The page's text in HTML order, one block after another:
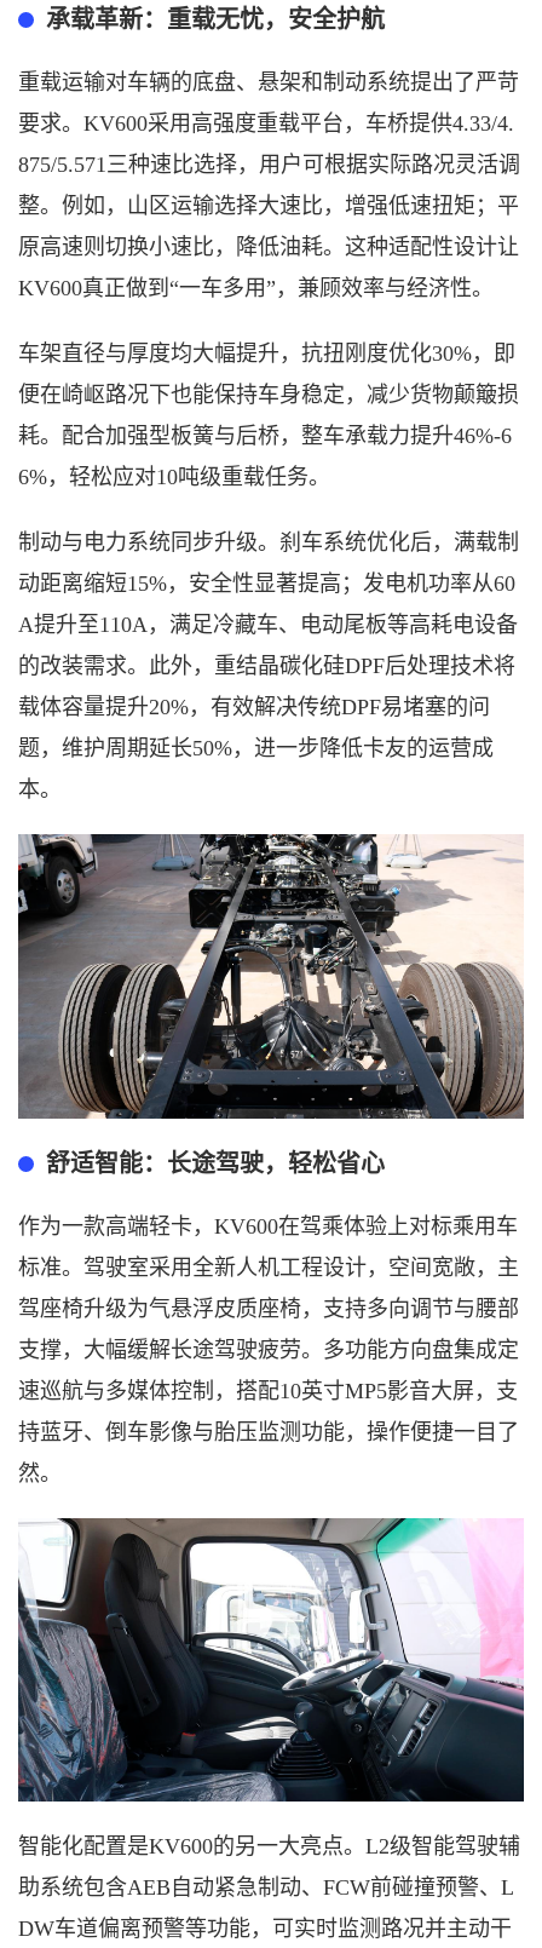
承载革新：重载无忧，安全护航
重载运输对车辆的底盘、悬架和制动系统提出了严苛
要求。 KV600采用高强度重载平台， 车桥提供4.33/4.
875/5.571三种速比选择，用户可根据实际路况灵活调
整。例如，山区运输选择大速比，增强低速扭矩；平
原高速则切换小速比，降低油耗。这种适配性设计让
KV600真正做到“一车多用”，兼顾效率与经济性。
车架直径与厚度均大幅提升，抗扭刚度优化30%，即
便在崎岖路况下也能保持车身稳定，减少货物颠簸损
耗。配合加强型板簧与后桥，整车承载力提升46%-6
6%，轻松应对10吨级重载任务。
制动与电力系统同步升级。刹车系统优化后，满载制
动距离缩短15%，安全性显著提高；发电机功率从60
A提升至110A，满足冷藏车、电动尾板等高耗电设备
的改装需求。此外，重结晶碳化硅DPF后处理技术将
载体容量提升20%，有效解决传统DPF易堵塞的问
题，维护周期延长50%，进一步降低卡友的运营成
本。
舒适智能：长途驾驶，轻松省心
作为一款高端轻卡， KV600在驾乘体验上对标乘用车
标准。驾驶室采用全新人机工程设计，空间宽敞，主
驾座椅升级为气悬浮皮质座椅，支持多向调节与腰部
支撑，大幅缓解长途驾驶疲劳。多功能方向盘集成定
速巡航与多媒体控制，搭配10英寸MP5影音大屏，支
持蓝牙、倒车影像与胎压监测功能，操作便捷一目了
然。
智能化配置是KV600的另一大亮点。L2级智能驾驶辅
助系统包含AEB自动紧急制动、FCW前碰撞预警、L
DW车道偏离预警等功能，可实时监测路况并主动干